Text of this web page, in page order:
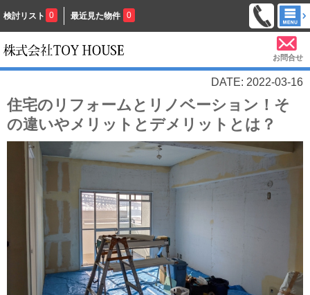
検討リスト 0 最近見た物件 0
お問合せ
DATE: 2022-03-16
住宅のリフォームとリノベーション！そ
の違いやメリットとデメリットとは？